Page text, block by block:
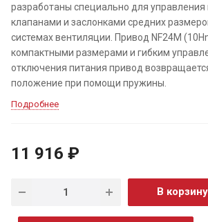
разработаны специально для
клапанами и заслонками средних
системах вентиляции. Привод NF24M
компактными размерами и гибким
отключения питания привод
положение при помощи пружины.
Подробнее
11 916 ₽
В корзину